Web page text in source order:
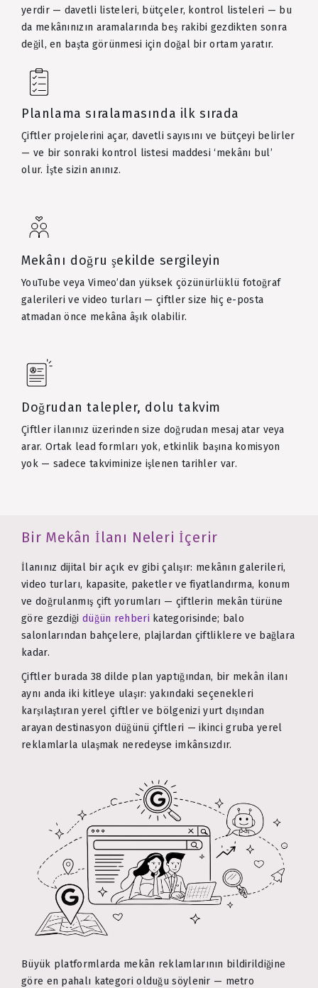
yerdir — davetli listeleri, bütçeler, kontrol listeleri — bu
da mekânınızın aramalarında beş rakibi gezdikten sonra
değil, en başta görünmesi için doğal bir ortam yaratır.
Planlama sıralamasında ilk sırada
Çiftler projelerini açar, davetli sayısını ve bütçeyi belirler
— ve bir sonraki kontrol listesi maddesi ‘mekânı bul’
olur. İşte sizin anınız.
Mekânı doğru şekilde sergileyin
YouTube veya Vimeo’dan yüksek çözünürlüklü fotoğraf
galerileri ve video turları — çiftler size hiç e-posta
atmadan önce mekâna âşık olabilir.
Doğrudan talepler, dolu takvim
Çiftler ilanınız üzerinden size doğrudan mesaj atar veya
arar. Ortak lead formları yok, etkinlik başına komisyon
yok — sadece takviminize işlenen tarihler var.
Bir Mekân İlanı Neleri İçerir
İlanınız dijital bir açık ev gibi çalışır: mekânın galerileri,
video turları, kapasite, paketler ve fiyatlandırma, konum
ve doğrulanmış çift yorumları — çiftlerin mekân türüne
göre gezdiği düğün rehberi kategorisinde; balo
salonlarından bahçelere, plajlardan çiftliklere ve bağlara
kadar.
Çiftler burada 38 dilde plan yaptığından, bir mekân ilanı
aynı anda iki kitleye ulaşır: yakındaki seçenekleri
karşılaştıran yerel çiftler ve bölgenizi yurt dışından
arayan destinasyon düğünü çiftleri — ikinci gruba yerel
reklamlarla ulaşmak neredeyse imkânsızdır.
Büyük platformlarda mekân reklamlarının bildirildiğine
göre en pahalı kategori olduğu söylenir — metro